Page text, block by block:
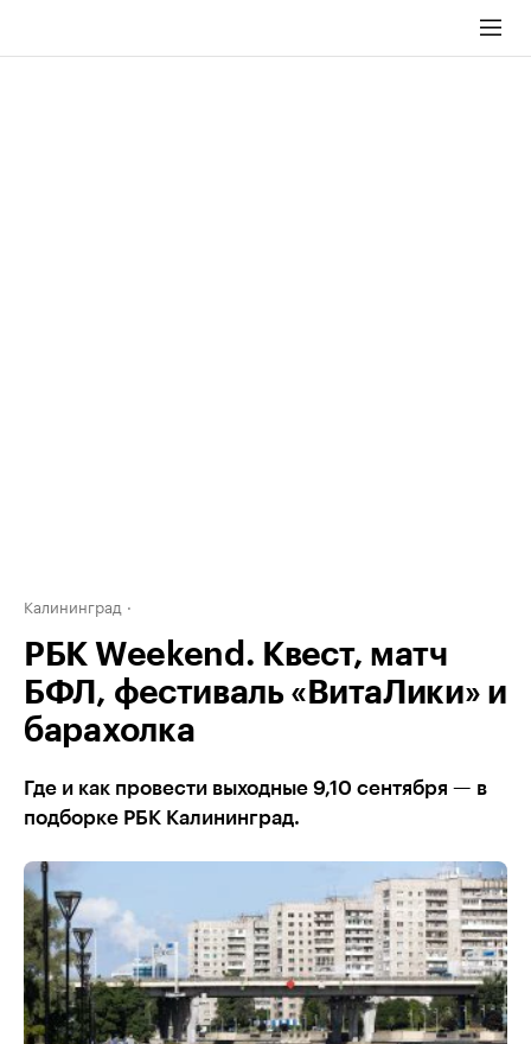
Калининград
РБК Weekend. Квест, матч
БФЛ, фестиваль «ВитаЛики» и
барахолка
Где и как провести выходные 9,10 сентября — в
подборке РБК Калининград.